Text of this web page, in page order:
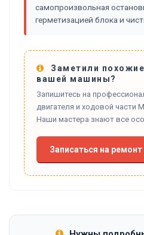
самопроизвольная
герметизацией блока и
Заметили
вашей машины?
Запишитесь на
двигателя и ходовой части
Наши мастера знают все
Записаться на ремонт